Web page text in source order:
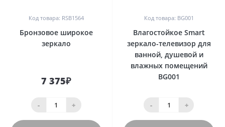
Код товара: RSB1564
Бронзовое широкое
зеркало
7 375₽
- +
Код товара: BG001
Влагостойкое Smart
зеркало-телевизор для
ванной, душевой и
влажных помещений
BG001
- +